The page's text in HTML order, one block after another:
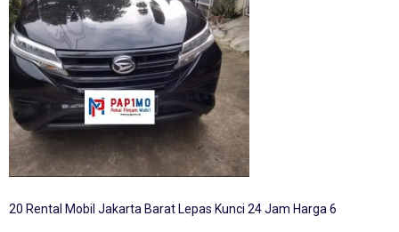
20 Rental Mobil Jakarta Barat Lepas Kunci 24 Jam Harga 6